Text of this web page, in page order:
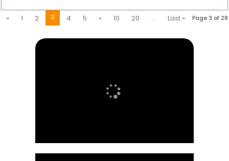
Page 3 of 28
« 1 2 3 4 5 » 10 20 ... Last »